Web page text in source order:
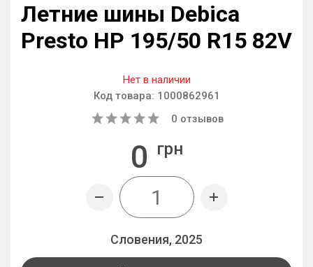
Летние шины Debica
Presto HP 195/50 R15 82V
Нет в наличии
Код товара: 1000862961
0 отзывов
0 грн
Словения, 2025